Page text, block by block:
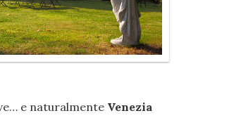
e naturalmente Venezia